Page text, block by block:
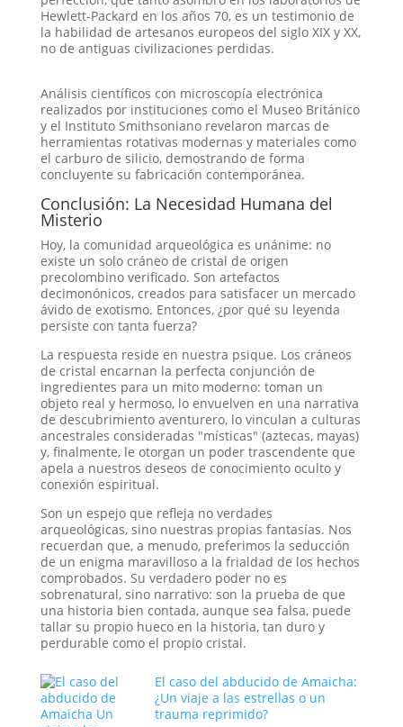
Hewlett-Packard en los años 70, es un testimonio de
la habilidad de artesanos europeos del siglo XIX y XX,
no de antiguas civilizaciones perdidas.
Análisis científicos con microscopía electrónica
realizados por instituciones como el Museo Británico
y el Instituto Smithsoniano revelaron marcas de
herramientas rotativas modernas y materiales como
el carburo de silicio, demostrando de forma
concluyente su fabricación contemporánea.
Conclusión: La Necesidad Humana del
Misterio
Hoy, la comunidad arqueológica es unánime: no
existe un solo cráneo de cristal de origen
precolombino verificado. Son artefactos
decimonónicos, creados para satisfacer un mercado
ávido de exotismo. Entonces, ¿por qué su leyenda
persiste con tanta fuerza?
La respuesta reside en nuestra psique. Los cráneos
de cristal encarnan la perfecta conjunción de
ingredientes para un mito moderno: toman un
objeto real y hermoso, lo envuelven en una narrativa
de descubrimiento aventurero, lo vinculan a culturas
ancestrales consideradas "místicas" (aztecas, mayas)
y, finalmente, le otorgan un poder trascendente que
apela a nuestros deseos de conocimiento oculto y
conexión espiritual.
Son un espejo que refleja no verdades
arqueológicas, sino nuestras propias fantasías. Nos
recuerdan que, a menudo, preferimos la seducción
de un enigma maravilloso a la frialdad de los hechos
comprobados. Su verdadero poder no es
sobrenatural, sino narrativo: son la prueba de que
una historia bien contada, aunque sea falsa, puede
tallar su propio hueco en la historia, tan duro y
perdurable como el propio cristal.
El caso del abducido de Amaicha:
¿Un viaje a las estrellas o un
trauma reprimido?